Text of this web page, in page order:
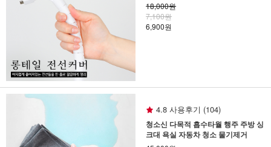
18,000원
7,100원
6,900원
4.8 사용후기 (104)
청소신 다목적 흡수타월 행주 주방 싱
크대 욕실 자동차 청소 물기제거